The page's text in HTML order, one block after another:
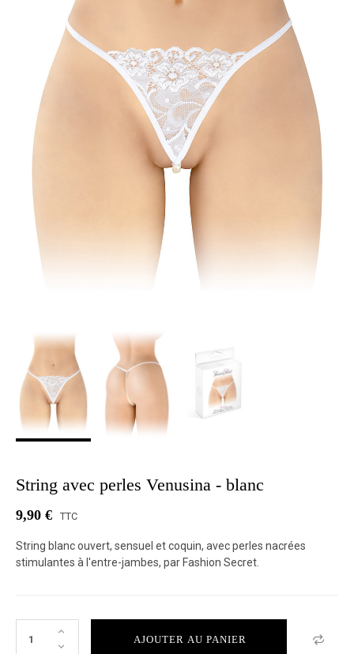
String avec perles Venusina - blanc
9,90 € TTC
String blanc ouvert, sensuel et coquin, avec perles nacrées
stimulantes à l'entre-jambes, par Fashion Secret.
AJOUTER AU PANIER